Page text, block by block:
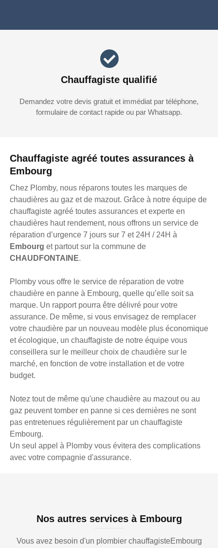
Chauffagiste agréé toutes assurances à
Embourg
Chez Plomby, nous réparons toutes les marques de
chaudières au gaz et de mazout. Grâce à notre équipe de
chauffagiste agréé toutes assurances et experte en
chaudières haut rendement, nous offrons un service de
réparation d’urgence 7 jours sur 7 et 24H / 24H à
Embourg et partout sur la commune de
CHAUDFONTAINE.
Plomby vous offre le service de réparation de votre
chaudière en panne à Embourg, quelle qu’elle soit sa
marque. Un rapport pourra être délivré pour votre
assurance. De même, si vous envisagez de remplacer
votre chaudière par un nouveau modèle plus économique
et écologique, un chauffagiste de notre équipe vous
conseillera sur le meilleur choix de chaudière sur le
marché, en fonction de votre installation et de votre
budget.
Notez tout de même qu'une chaudière au mazout ou au
gaz peuvent tomber en panne si ces dernières ne sont
pas entretenues régulièrement par un chauffagiste
Embourg.
Un seul appel à Plomby vous évitera des complications
avec votre compagnie d'assurance.
Chauffagiste qualifié
Demandez votre devis gratuit et immédiat par téléphone,
formulaire de contact rapide ou par Whatsapp.
Nos autres services à Embourg
Vous avez besoin d'un plombier chauffagisteEmbourg